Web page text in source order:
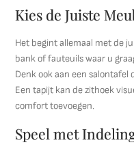
Kies de Juiste
Het begint allemaal met de
bank of fauteuils waar u
Denk ook aan een salontafel
Een tapijt kan de zithoek
comfort toevoegen.
Speel met